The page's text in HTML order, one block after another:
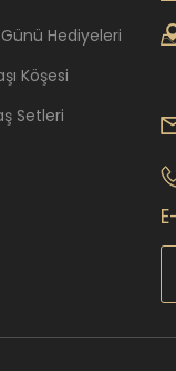
Hediyeleri
Köşesi
Setleri